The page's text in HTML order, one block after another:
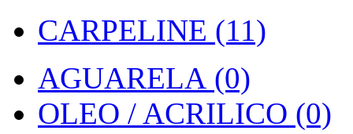
CARPELINE (11)
AGUARELA (0)
OLEO / ACRILICO (0)